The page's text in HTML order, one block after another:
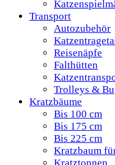
Transport
Autozubehör
Reisenäpfe
Falthütten
Trolleys &
Kratzbäume
Bis 100 cm
Bis 175 cm
Bis 225 cm
Kratzbaum
Kratztonnen